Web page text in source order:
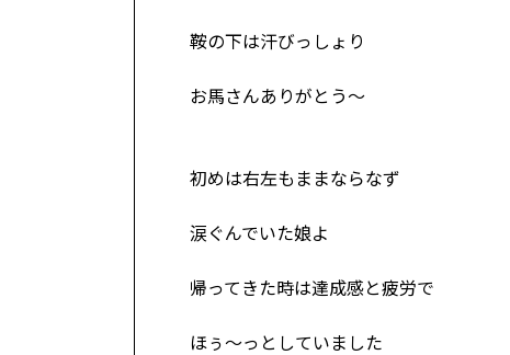
鞍の下は汗びっしょり
お馬さんありがとう～
初めは右左もままならなず
涙ぐんでいた娘よ
帰ってきた時は達成感と疲労で
ほぅ～っとしていました